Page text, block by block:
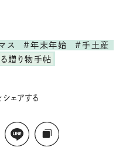
ス #年末年始
#手土産
贈り物手帖
ェアする